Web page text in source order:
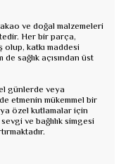
ve doğal malzemeleri
Her bir parça,
katkı maddesi
sağlık açısından üst
günlerde veya
etmenin mükemmel bir
özel kutlamalar için
ve bağlılık simgesi